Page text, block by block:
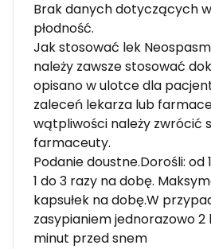
Brak danych dotyczących
płodność.
Jak stosować lek
należy zawsze stosować
opisano w ulotce dla
zaleceń lekarza lub
wątpliwości należy zwrócić
farmaceuty.
Podanie doustne.Dorośli: od
1 do 3 razy na dobę.
kapsułek na dobę.W
zasypianiem jednorazowo 2
minut przed snem